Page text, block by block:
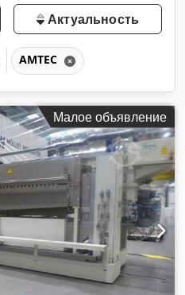
Актуальность
AMTEC
Малое объявление